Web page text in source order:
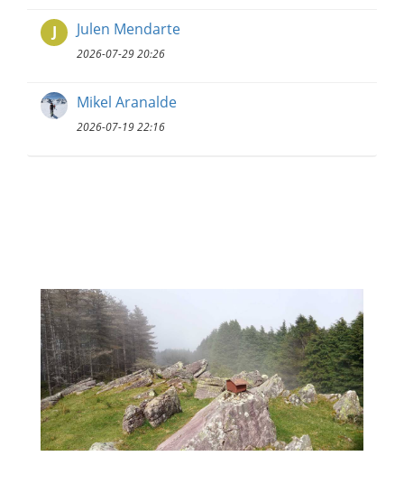
J Julen Mendarte
2026-07-29 20:26
Mikel Aranalde
2026-07-19 22:16